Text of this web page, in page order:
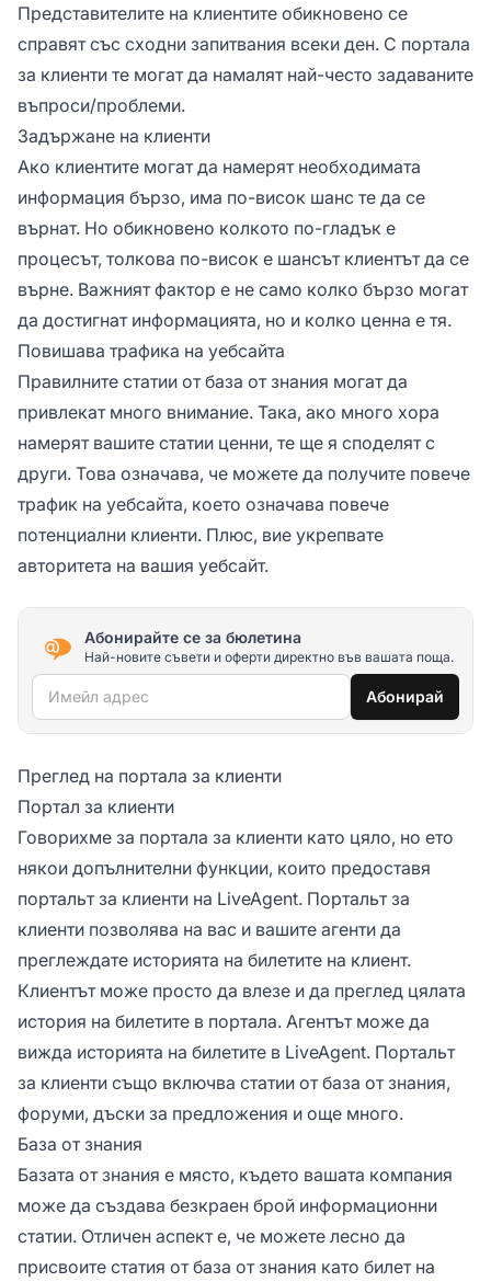
Представителите на клиентите обикновено се
справят със сходни запитвания всеки ден. С портала
за клиенти те могат да намалят най-често задаваните
въпроси/проблеми.
Задържане на клиенти
Ако клиентите могат да намерят необходимата
информация бързо, има по-висок шанс те да се
върнат. Но обикновено колкото по-гладък е
процесът, толкова по-висок е шансът клиентът да се
върне. Важният фактор е не само колко бързо могат
да достигнат информацията, но и колко ценна е тя.
Повишава трафика на уебсайта
Правилните статии от база от знания могат да
привлекат много внимание. Така, ако много хора
намерят вашите статии ценни, те ще я споделят с
други. Това означава, че можете да получите повече
трафик на уебсайта, което означава повече
потенциални клиенти. Плюс, вие укрепвате
авторитета на вашия уебсайт.
Абонирайте се за бюлетина
Най-новите съвети и оферти директно във вашата поща.
Имейл адрес Абонирай
Преглед на портала за клиенти
Портал за клиенти
Говорихме за портала за клиенти като цяло, но ето
някои допълнителни функции, които предоставя
портальт за клиенти на LiveAgent. Портальт за
клиенти позволява на вас и вашите агенти да
преглеждате историята на билетите на клиент.
Клиентът може просто да влезе и да преглед цялата
история на билетите в портала. Агентът може да
вижда историята на билетите в LiveAgent. Портальт
за клиенти също включва статии от база от знания,
форуми, дъски за предложения и още много.
База от знания
Базата от знания е място, където вашата компания
може да създава безкраен брой информационни
статии. Отличен аспект е, че можете лесно да
присвоите статия от база от знания като билет на